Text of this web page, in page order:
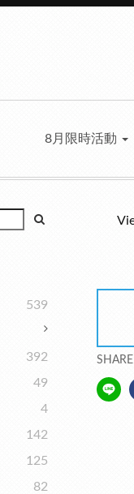
8月限時活動
539
392
49
4
142
125
82
SHARE